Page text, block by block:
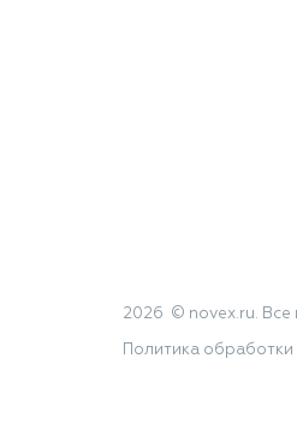
2026 © novex.ru. Все
Политика